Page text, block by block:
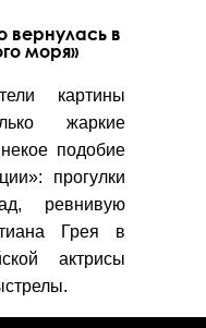
вернулась в
моря»
картины
жаркие
подобие
прогулки
ревнивую
Грея в
актрисы